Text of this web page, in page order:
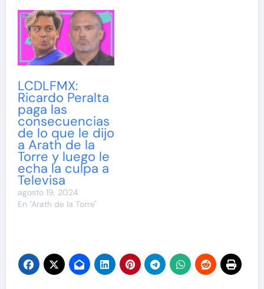
LCDLFMX:
Ricardo Peralta
paga las
consecuencias
de lo que le dijo
a Arath de la
Torre y luego le
echa la culpa a
Televisa
agosto 19, 2024
En "Arath de la Torre"